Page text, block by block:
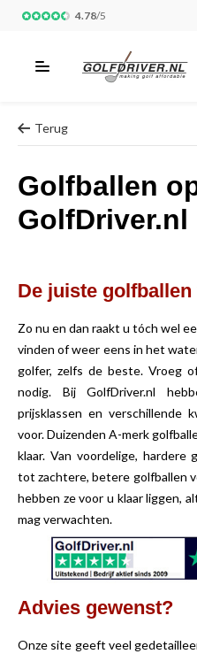
4.78/5
Terug
Golfballen
GolfDriver.nl
De juiste
Zo nu en dan raakt u tóch wel
vinden of weer eens in het
golfer, zelfs de beste. Vroeg
nodig. Bij GolfDriver.nl
prijsklassen en verschillende
voor. Duizenden A-merk
klaar. Van voordelige, hardere
tot zachtere, betere golfballen
hebben ze voor u klaar liggen,
mag verwachten.
Advies gewenst?
Onze site geeft veel